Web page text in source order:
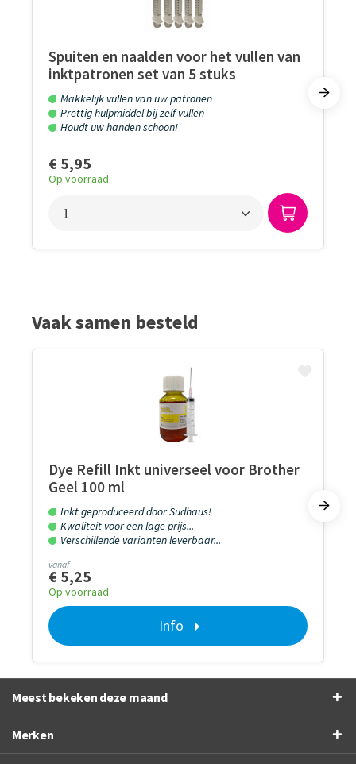
Spuiten en naalden voor het vullen van
inktpatronen set van 5 stuks
Makkelijk vullen van uw patronen
Prettig hulpmiddel bij zelf vullen
Houdt uw handen schoon!
€ 5,95
Op voorraad
Vaak samen besteld
Dye Refill Inkt universeel voor Brother
Geel 100 ml
Inkt geproduceerd door Sudhaus!
Kwaliteit voor een lage prijs...
Verschillende varianten leverbaar...
vanaf
€ 5,25
Op voorraad
Info
Meest bekeken deze maand
Merken